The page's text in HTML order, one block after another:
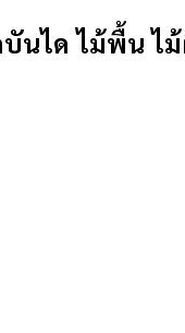
นได ไม้พื้น ไ